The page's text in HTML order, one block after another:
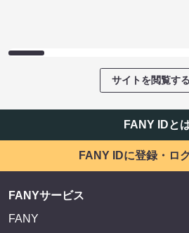
サイトを閲覧する
FANY IDと
FANY IDに登録・ロ
FANYサービス
FANY